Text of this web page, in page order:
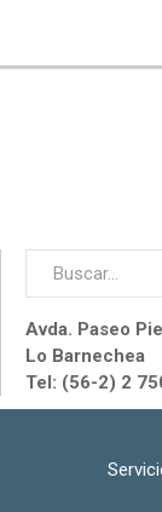
Avda. Paseo
Lo Barnechea
Tel: (56-2) 2